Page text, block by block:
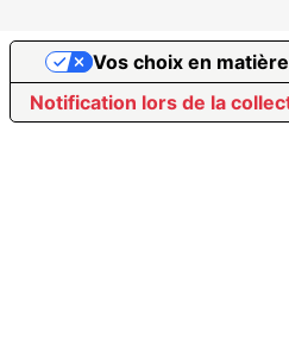
Notification lors de la
Vos choix en